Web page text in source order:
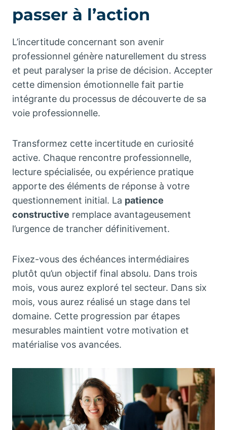
passer à l’action
L’incertitude concernant son avenir
professionnel génère naturellement du stress
et peut paralyser la prise de décision. Accepter
cette dimension émotionnelle fait partie
intégrante du processus de découverte de sa
voie professionnelle.
Transformez cette incertitude en curiosité
active. Chaque rencontre professionnelle,
lecture spécialisée, ou expérience pratique
apporte des éléments de réponse à votre
questionnement initial. La patience
constructive remplace avantageusement
l’urgence de trancher définitivement.
Fixez-vous des échéances intermédiaires
plutôt qu’un objectif final absolu. Dans trois
mois, vous aurez exploré tel secteur. Dans six
mois, vous aurez réalisé un stage dans tel
domaine. Cette progression par étapes
mesurables maintient votre motivation et
matérialise vos avancées.